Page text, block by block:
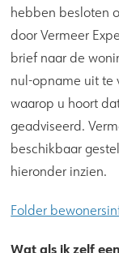
hebben besloten
door Vermeer
brief naar de
nul-opname uit te
waarop u hoort
geadviseerd.
beschikbaar
hieronder inzien.
Folder
Wat als ik zelf